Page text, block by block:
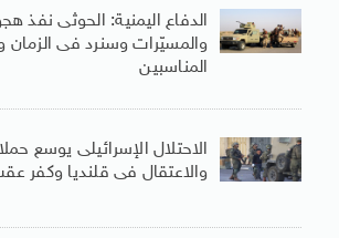
الدفاع اليمنية: الحوثى نفذ
والمسيّرات وسنرد فى الزمان
المناسبين
الاحتلال الإسرائيلى يوسع
والاعتقال فى قلنديا وكفر